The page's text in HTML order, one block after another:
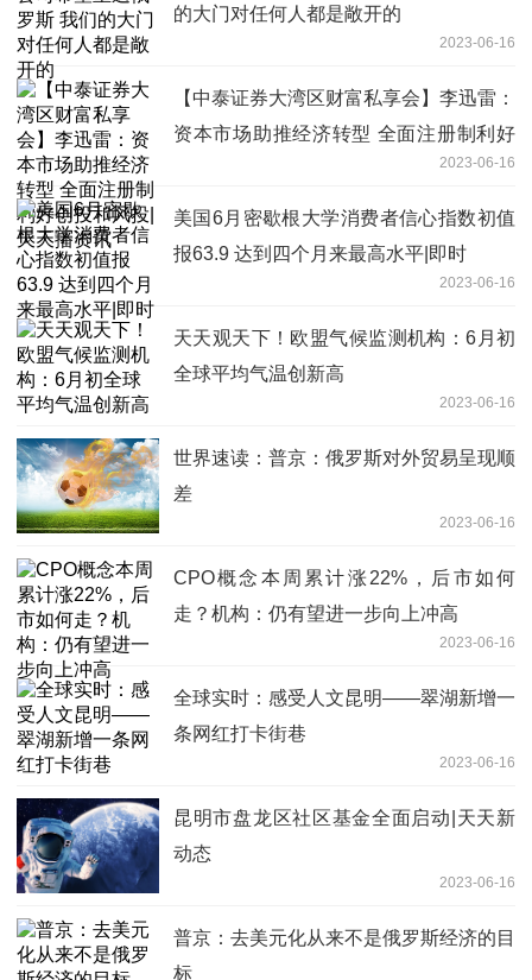
的大门对任何人都是敞开的
2023-06-16
【中泰证券大湾区财富私享会】李迅雷：
资本市场助推经济转型 全面注册制利好
2023-06-16
美国6月密歇根大学消费者信心指数初值
报63.9 达到四个月来最高水平|即时
2023-06-16
天天观天下！欧盟气候监测机构：6月初
全球平均气温创新高
2023-06-16
世界速读：普京：俄罗斯对外贸易呈现顺
差
2023-06-16
CPO概念本周累计涨22%，后市如何
走？机构：仍有望进一步向上冲高
2023-06-16
全球实时：感受人文昆明——翠湖新增一
条网红打卡街巷
2023-06-16
昆明市盘龙区社区基金全面启动|天天新
动态
2023-06-16
普京：去美元化从来不是俄罗斯经济的目
标